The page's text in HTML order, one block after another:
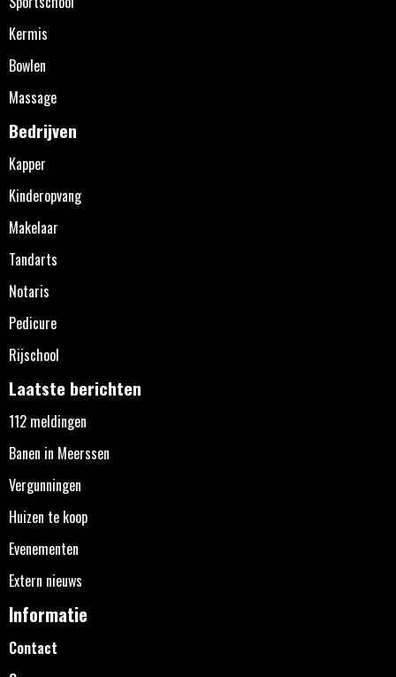
Kermis
Bowlen
Massage
Bedrijven
Kapper
Kinderopvang
Makelaar
Tandarts
Notaris
Pedicure
Rijschool
Laatste berichten
112 meldingen
Banen in Meerssen
Vergunningen
Huizen te koop
Evenementen
Extern nieuws
Informatie
Contact